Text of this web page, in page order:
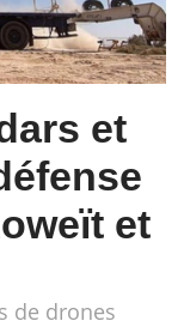
et
et
de drones